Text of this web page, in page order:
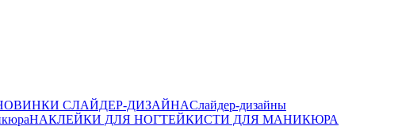
СЛАЙДЕР-ДИЗАЙНАСлайдер-дизайны
НАКЛЕЙКИ ДЛЯ НОГТЕЙКИСТИ ДЛЯ МАНИКЮРА